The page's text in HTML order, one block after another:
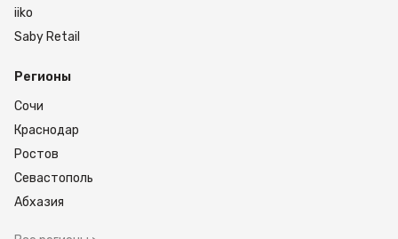
iiko
Saby Retail
Регионы
Сочи
Краснодар
Ростов
Севастополь
Абхазия